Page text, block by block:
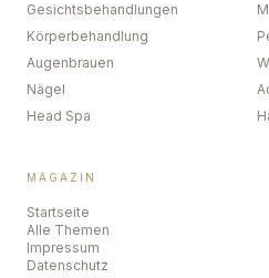
Gesichtsbehandlungen
Körperbehandlung
Augenbrauen
Nägel
Head Spa
MAGAZIN
Startseite
Alle Themen
Impressum
Datenschutz